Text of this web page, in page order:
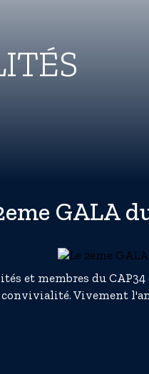
GALA
et membres du
convivialité. Vivement